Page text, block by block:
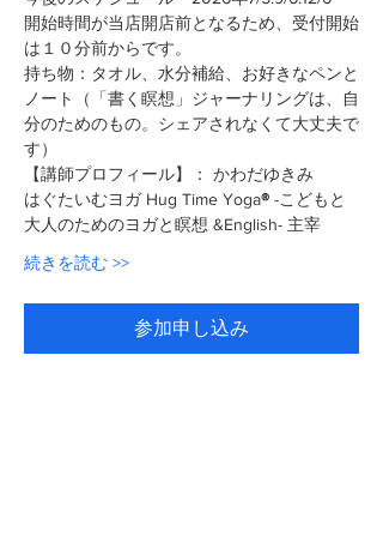
開始時間が当店開店前となるため、受付開始
は１０分前からです。
持ち物：タオル、水分補給、お好きなペンと
ノート（「書く瞑想」ジャーナリングは、自
分のためのもの。シェアされなくて大丈夫で
す）
【講師プロフィール】： かわだゆきみ
はぐたいむヨガ Hug Time Yoga®︎ -こどもと
大人のためのヨガと瞑想 &English- 主宰
続きを読む >>
参加申し込み